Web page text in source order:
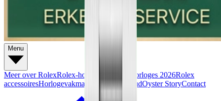
Menu
Meer over RolexRolex-horloges Nieuwe horloges 2026Rolex
accessoiresHorlogevakmanschapOnderhoudOyster StoryContact